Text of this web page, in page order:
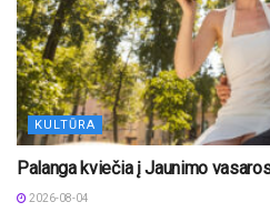
KULTŪRA
Palanga kviečia į Jaunimo
2026-08-04